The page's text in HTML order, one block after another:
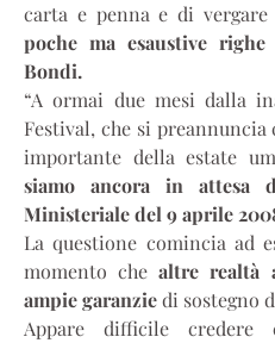
carta e penna e di vergare
poche ma esaustive
Bondi.
“A ormai due mesi dalla
Festival, che si
importante della estate
siamo ancora in attesa
Ministeriale del 9 aprile
La questione comincia ad
momento chealtre realtà
ampie garanziedi sostegno
Appare difficile